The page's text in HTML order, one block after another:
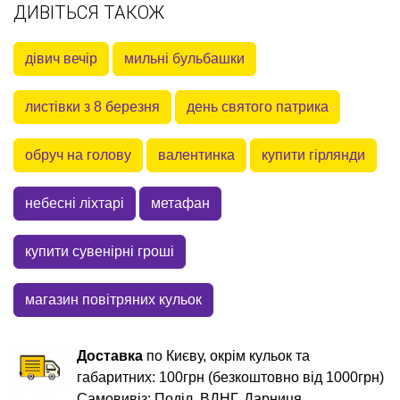
ДИВІТЬСЯ ТАКОЖ
дівич вечір мильні бульбашки
листівки з 8 березня день святого патрика
обруч на голову валентинка купити гірлянди
небесні ліхтарі метафан
купити сувенірні гроші
магазин повітряних кульок
Доставка по Києву, окрім кульок та
габаритних: 100грн (безкоштовно від 1000грн)